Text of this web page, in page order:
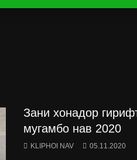
Зани хонадор
мугамбо нав 2020
KLIPHOI NAV 05.11.2020